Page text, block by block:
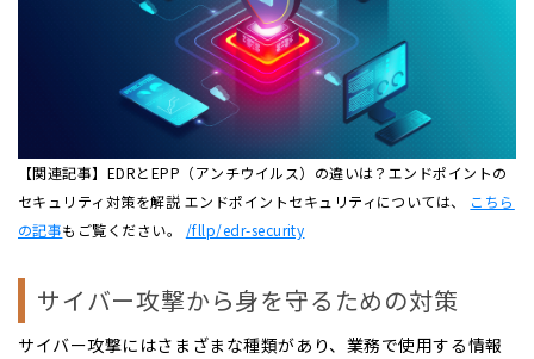
【関連記事】EDRとEPP（アンチウイルス）の違いは？エンドポイントの
セキュリティ対策を解説 エンドポイントセキュリティについては、 こちら
の記事もご覧ください。 /fllp/edr-security
サイバー攻撃から身を守るための対策
サイバー攻撃にはさまざまな種類があり、業務で使用する情報